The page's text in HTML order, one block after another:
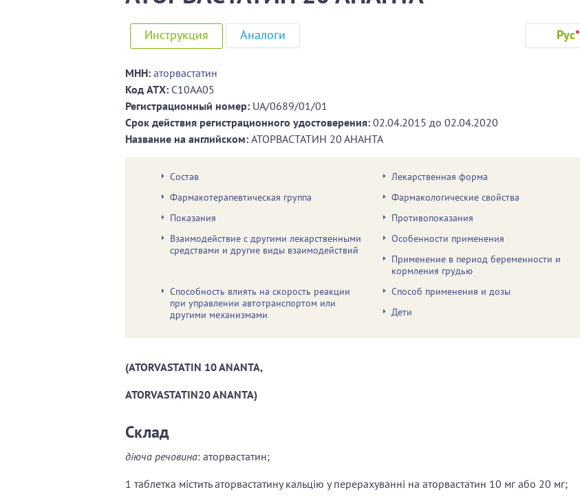
Инструкция Рус*
Аналоги
МНН: аторвастатин
Код ATХ: C10AA05
Регистрационный номер: UA/0689/01/01
Срок действия регистрационного удостоверения: 02.04.2015 до 02.04.2020
Название на английском: АТОРВАСТАТИН 20 АНАНТА
Состав
Лекарственная форма
Фармакотерапевтическая группа
Фармакологические свойства
Показания
Противопоказания
Взаимодействие с другими лекарственными
средствами и другие виды взаимодействий
Особенности применения
Применение в период беременности и
кормления грудью
Способность влиять на скорость реакции
при управлении автотранспортом или
другими механизмами
Способ применения и дозы
Дети
(ATORVASTATIN 10 ANANTA,
ATORVASTATIN20 ANANTA)
Склад
діюча речовина: аторвастатин;
1 таблетка містить аторвастатину кальцію у перерахуванні на аторвастатин 10 мг або 20 мг;